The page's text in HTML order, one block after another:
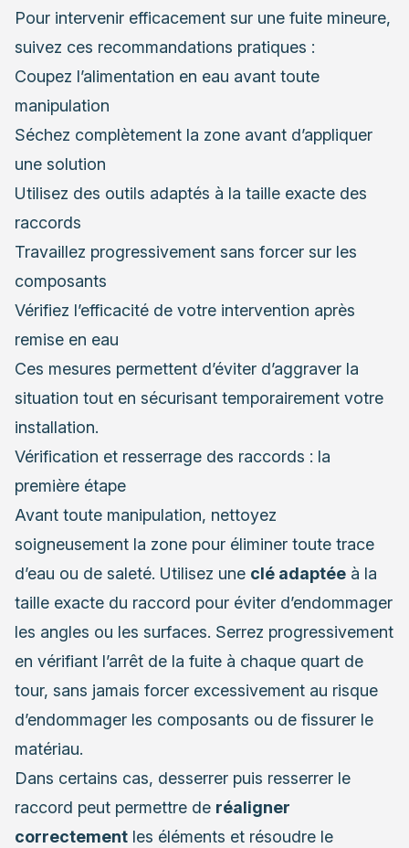
Pour intervenir efficacement sur une fuite mineure,
suivez ces recommandations pratiques :
Coupez l’alimentation en eau avant toute
manipulation
Séchez complètement la zone avant d’appliquer
une solution
Utilisez des outils adaptés à la taille exacte des
raccords
Travaillez progressivement sans forcer sur les
composants
Vérifiez l’efficacité de votre intervention après
remise en eau
Ces mesures permettent d’éviter d’aggraver la
situation tout en sécurisant temporairement votre
installation.
Vérification et resserrage des raccords : la
première étape
Avant toute manipulation, nettoyez
soigneusement la zone pour éliminer toute trace
d’eau ou de saleté. Utilisez une clé adaptée à la
taille exacte du raccord pour éviter d’endommager
les angles ou les surfaces. Serrez progressivement
en vérifiant l’arrêt de la fuite à chaque quart de
tour, sans jamais forcer excessivement au risque
d’endommager les composants ou de fissurer le
matériau.
Dans certains cas, desserrer puis resserrer le
raccord peut permettre de réaligner
correctement les éléments et résoudre le